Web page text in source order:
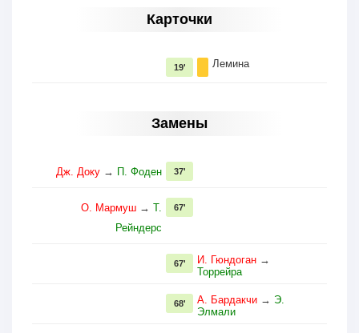
Карточки
Лемина
19'
Замены
Дж. Доку → П. Фоден 37'
О. Мармуш → Т.
Рейндерс
67'
И. Гюндоган →
Торрейра
67'
А. Бардакчи → Э.
Элмали
68'